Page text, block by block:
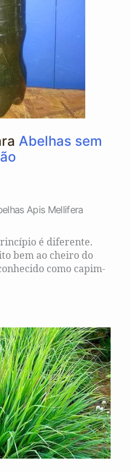
Abelhas sem
Apis Mellifera
é diferente.
bem ao cheiro do
como capim-